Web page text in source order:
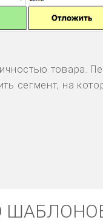
товара.
сегмент, на